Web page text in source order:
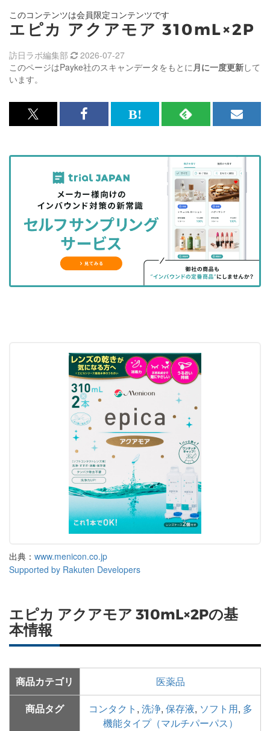
このコンテンツは会員限定コンテンツです
エピカ アクアモア 310mL×2P
このページはPayke社のスキャンデータをもとに月に一度更新して
います。
訪日ラボ編集部 2026-07-27
x<br>
記
を
シ
ェ
る
Facebook<br>
記
事
を
シ
ェ
ア
す
る
は
な
ッ
ク
マ
に
RSS
記
事
を
購
読
す
る
メ
マ
ガ
登
録
す
る
出典： www.menicon.co.jp
Supported by Rakuten Developers
エピカ アクアモア 310mL×2Pの基
本情報
商品カテゴリ
医薬品
商品タグ
コンタクト , 洗浄, 保存液, ソフト用, 多
機能タイプ（マルチパーパス）